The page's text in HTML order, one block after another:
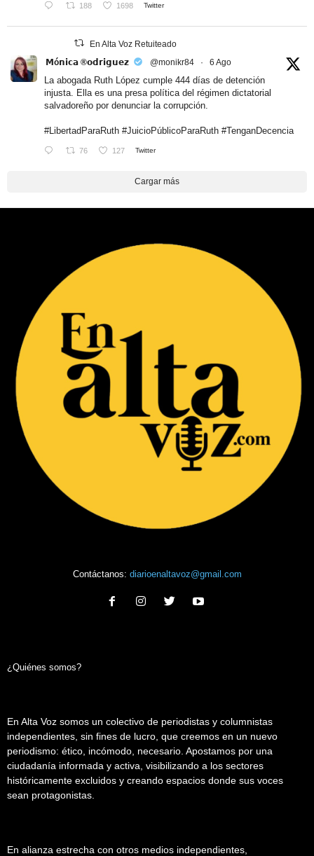
188 1698 Twitter
En Alta Voz Retuiteado
𝗠ó𝗻𝗶𝗰𝗮 ®𝗼𝗱𝗿𝗶𝗴𝘂𝗲𝘇
@monikr84 · 6 Ago
La abogada Ruth López cumple 444 días de detención
injusta. Ella es una presa política del régimen dictatorial
salvadoreño por denunciar la corrupción.
#LibertadParaRuth #JuicioPúblicoParaRuth #TenganDecencia
76 127 Twitter
Cargar más
Contáctanos: diarioenaltavoz@gmail.com
¿Quiénes somos?
En Alta Voz somos un colectivo de periodistas y columnistas
independientes, sin fines de lucro, que creemos en un nuevo
periodismo: ético, incómodo, necesario. Apostamos por una
ciudadanía informada y activa, visibilizando a los sectores
históricamente excluidos y creando espacios donde sus voces
sean protagonistas.
En alianza estrecha con otros medios independientes,